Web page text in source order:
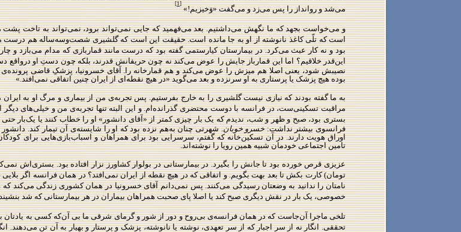
می‌شد و روانداز را پس می‌زد و می‌گفت «وَخیزیم!»
[1]
و می‌خواست بجهد که ما نگهش می‌داشتیم. بعد می‌فهمید که جایی نمی‌تواند برود، نمی‌تواند به تاخت پشت
است که تلّی کاغذ نانوشته از او به جا مانده است. حقیقت این است که گلشیری شصت‌وسه‌ساله هم درست
بود و نه کار عبث می‌کرد. در بیمارستان کیارستمی گفته بود که درست مانند قماربازی که مدام می‌بازد
این‌قدر خلاقیم؟ اما این قمارباز جایش را عوض می‌کند نه چون حریفانش قدرند، بلکه چون دستِ او
نصیبش شود، یعنی اصلا هم میزش را عوض می‌کند و هم قمارخانه‌ را. آقای خسرونیا، پزشکِ قاضی
بوده هیچ پزشک یا پرستاری به او سرنزده و بعد می‌گوید «در هیچ نقطه‌ای از ایران چنین اتفاقی نمی‌افتد.»
به ما گفته بودند که نیازی نیست گلشیری را به خارج بفرستیم. پس تجربه‌ی من از بیماری و مرگ او به
مراقبت تسکینی‌ست، در فرانسه با دوست محتضری گذرانده‌ام. و این البته تنها تجربه‌ی من و خیلی‌های
بستری بود، صبح و ظهر و شب، ندیدم که یک‌ بار چیزی کمتر از «آقای دانشور» او را خطاب کنند یا یک‌بار
فرانسوی بیشتر نداشت:خسرو خوبان. شهرتی چنان به‌هم نزده بود که او را شایسته‌ی آن تیمار کند.
اوراق هویت دارند. در آن تسکین‌خانه که گفتم، سرسرایی بود برای همراهان و اسباب‌بازی‌هایی برای
تامین اجتماعی خودمان شبیه همین رویا را نوشته‌‌اند.
عزیزی قرص خورده بود تا جانش را بگیرد. در بیمارستانی در بولوار کشاورز نزار افتاده بود.
تومان) کارت بکش تا بعد بهت بگویم. و اتفاقی که در هیچ نقطه از ایران نمی‌افتد؟ در همان فرانسه اگر
نامتان را ندانید به وضعتان رسیدگی می‌کنند. پس نمی‌دانم آقای خسرونیا در همان کشوری زندگی می‌کند که
خصوصی، یک بار در نقش دیگری صبح کند یا اصلا پای صحبت همراهان بیماران در هر بیمارستانی که شد
تلخی ماجرا آن‌جاست که در همان فرانسه‌ی بی‌روح و دور از شور و گرمای شرقی ما بی آن‌که کسی به
تحققی. انگار نه از سر اجبار که از سر تعهدی، نوشته یا نانوشته، پزشک و پرستار و بهیار به آن تن